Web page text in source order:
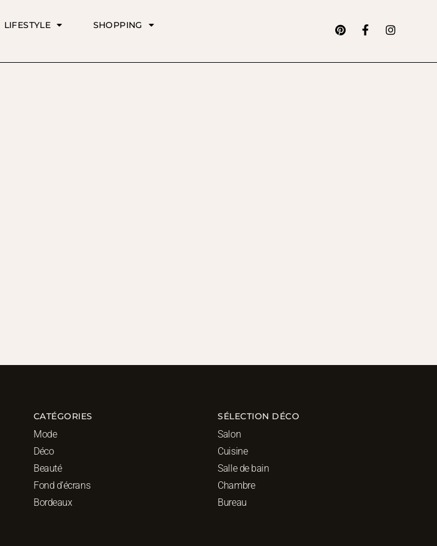
LIFESTYLE
SHOPPING
CATÉGORIES
Mode
Déco
Beauté
Fond d’écrans
Bordeaux
SÉLECTION DÉCO
Salon
Cuisine
Salle de bain
Chambre
Bureau